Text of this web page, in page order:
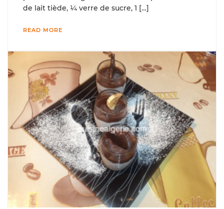
de lait tiède, ¼ verre de sucre, 1 […]
READ MORE